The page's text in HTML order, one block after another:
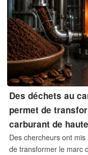
Des déchets au
permet de
carburant de
Des chercheurs ont
de transformer le marc